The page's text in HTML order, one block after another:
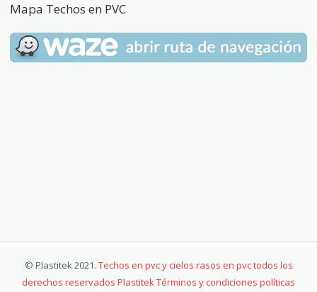
Mapa Techos en PVC
© Plastitek 2021. Techos en pvc y cielos rasos en pvc todos los
derechos reservados Plastitek Términos y condiciones políticas